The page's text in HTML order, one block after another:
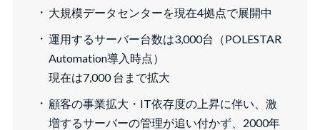
大規模データセンターを現在4拠点で展開中
運用するサーバー台数は3,000台（POLESTAR
Automation導入時点）
現在は7,000 台まで拡大
顧客の事業拡大・IT依存度の上昇に伴い、激
増するサーバーの管理が追い付かず、2000年